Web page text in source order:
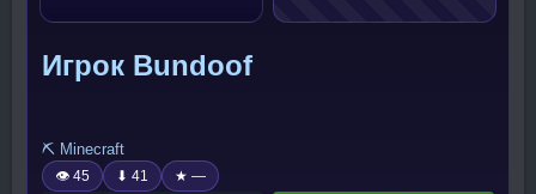
Игрок Bundoof
⛏️ Minecraft
👁 45 ⬇ 41 ★ —